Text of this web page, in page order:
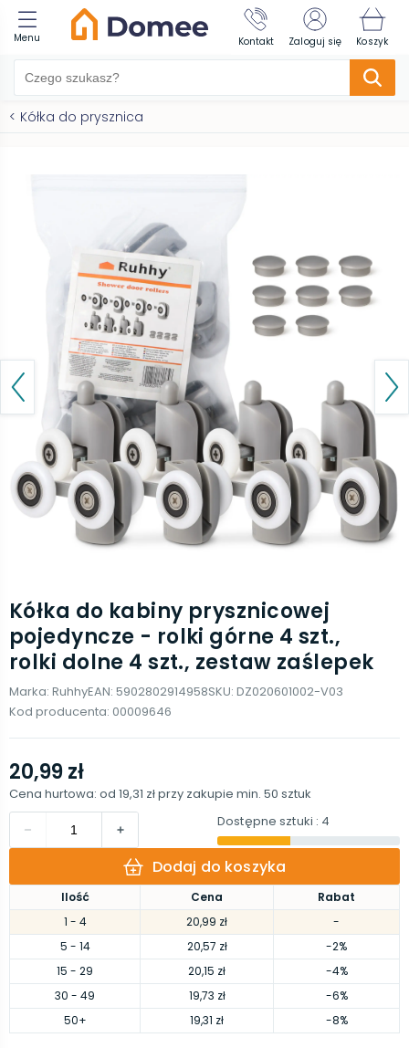
Menu Kontakt Zaloguj się Koszyk
< Kółka do prysznica
Kółka do kabiny prysznicowej
pojedyncze - rolki górne 4 szt.,
rolki dolne 4 szt., zestaw zaślepek
Marka: RuhhyEAN: 5902802914958SKU: DZ020601002-V03
Kod producenta: 00009646
Ilość Cena
Rabat
1 - 4 20,99 zł
-
5 - 14 20,57 zł
-2%
15 - 29 20,15 zł
-4%
30 - 49 19,73 zł
-6%
50+ 19,31 zł -8%
20,99 zł
Cena hurtowa: od 19,31 złprzy zakupie min. 50 sztuk
Dostępne sztuki : 4
Dodaj do koszyka